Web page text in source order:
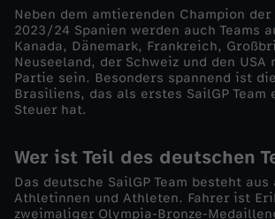
D
i
e
R
e
Neben dem amtierenden Champion der
2023/24 Spanien werden auch Teams
Kanada, Dänemark, Frankreich,
Neuseeland, der Schweiz und den USA
Partie sein. Besonders spannend ist
Brasiliens, das als erstes SailGP Team
Steuer hat.
Wer ist Teil des deutschen
Das deutsche SailGP Team besteht aus
Athletinnen und Athleten. Fahrer ist
zweimaliger Olympia-Bronze-